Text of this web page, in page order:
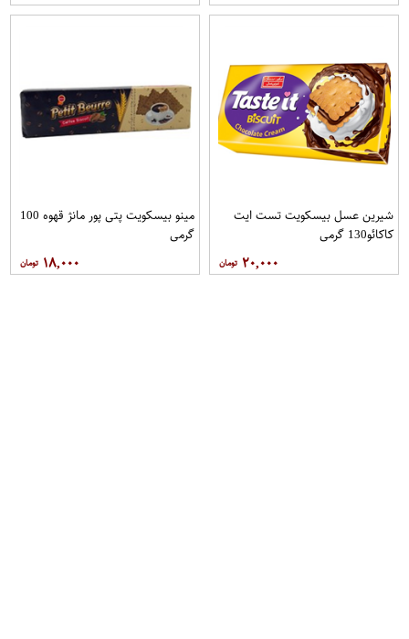
شیرین عسل بیسکویت تست ایت
کاکائو130 گرمی
۲۰,۰۰۰
مینو بیسکویت پتی پور مانژ قهوه 100
گرمی
۱۸,۰۰۰